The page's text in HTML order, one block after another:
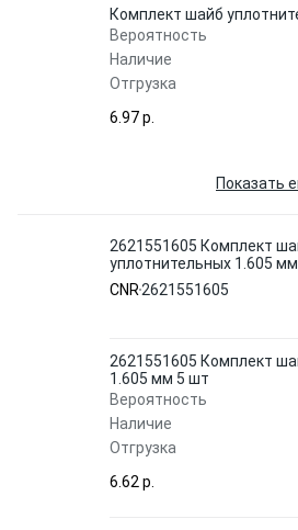
Комплект шайб
Вероятность
Наличие
Отгрузка
6.97 p.
Показать
2621551605 Комплект
уплотнительных 1.605
CNR 2621551605
2621551605 Комплект
1.605 мм 5 шт
Вероятность
Наличие
Отгрузка
6.62 p.